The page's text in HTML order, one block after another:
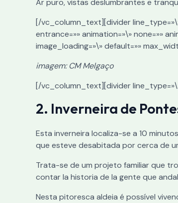
Ar puro, vistas deslumbrantes e
[/vc_column_text][divider
entrance=»» animation=»\» none=»»
image_loading=»\» default=»»
imagem: CM Melgaço
[/vc_column_text][divider
2. Inverneira de
Esta inverneira localiza-se a 10
que esteve desabitada por cerca de
Trata-se de um projeto familiar que
contar la historia de la gente que
Nesta pitoresca aldeia é possível